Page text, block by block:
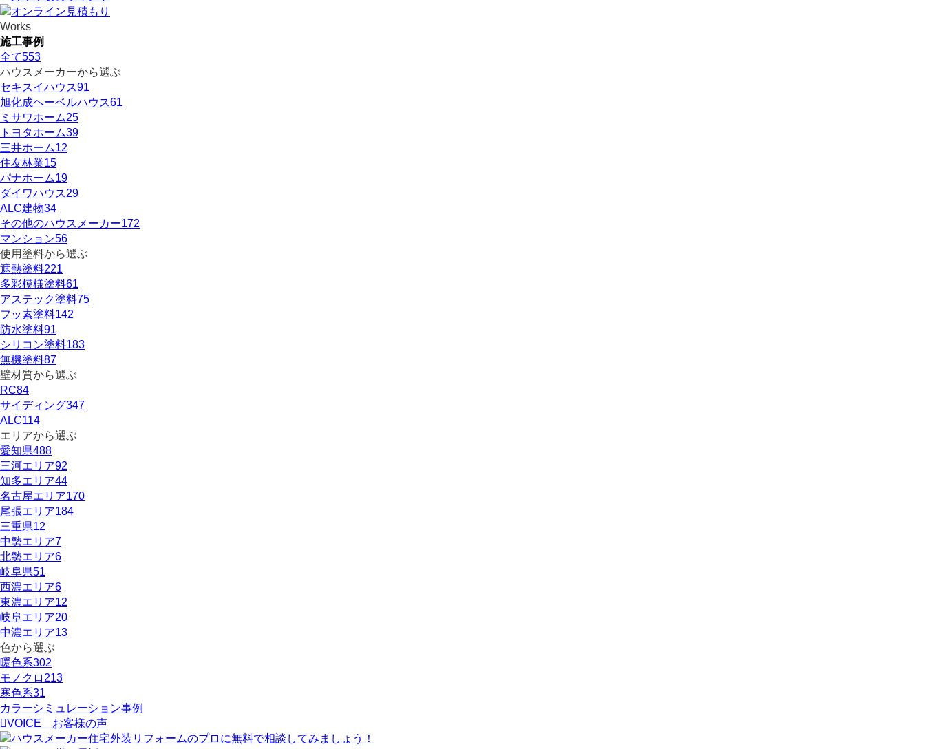
Works
施工事例
全て553
ハウスメーカーから選ぶ
セキスイハウス91
旭化成ヘーベルハウス61
ミサワホーム25
トヨタホーム39
三井ホーム12
住友林業15
パナホーム19
ダイワハウス29
ALC建物34
その他のハウスメーカー172
マンション56
使用塗料から選ぶ
遮熱塗料221
多彩模様塗料61
アステック塗料75
フッ素塗料142
防水塗料91
シリコン塗料183
無機塗料87
壁材質から選ぶ
RC84
サイディング347
ALC114
エリアから選ぶ
愛知県488
三河エリア92
知多エリア44
名古屋エリア170
尾張エリア184
三重県12
中勢エリア7
北勢エリア6
岐阜県51
西濃エリア6
東濃エリア12
岐阜エリア20
中濃エリア13
色から選ぶ
暖色系302
モノクロ 213
寒色系31
カラーシミュレーション事例
VOICE
お客様の声